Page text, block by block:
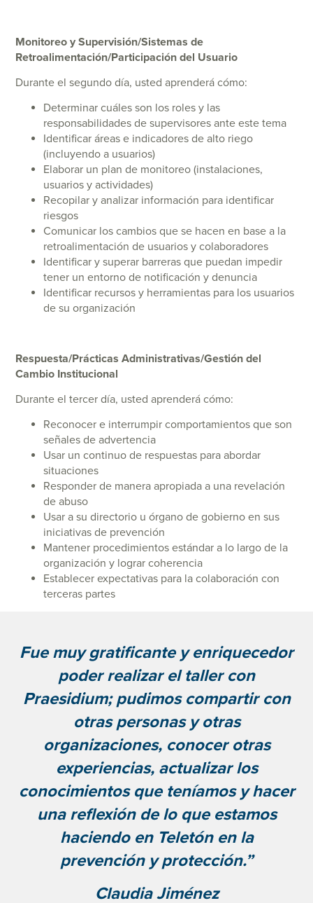
Monitoreo y Supervisión/Sistemas de
Retroalimentación/Participación del Usuario
Durante el segundo día, usted aprenderá cómo:
Determinar cuáles son los roles y las
responsabilidades de supervisores ante este tema
Identificar áreas e indicadores de alto riego
(incluyendo a usuarios)
Elaborar un plan de monitoreo (instalaciones,
usuarios y actividades)
Recopilar y analizar información para identificar
riesgos
Comunicar los cambios que se hacen en base a la
retroalimentación de usuarios y colaboradores
Identificar y superar barreras que puedan impedir
tener un entorno de notificación y denuncia
Identificar recursos y herramientas para los usuarios
de su organización
Respuesta/Prácticas Administrativas/Gestión del
Cambio Institucional
Durante el tercer día, usted aprenderá cómo:
Reconocer e interrumpir comportamientos que son
señales de advertencia
Usar un continuo de respuestas para abordar
situaciones
Responder de manera apropiada a una revelación
de abuso
Usar a su directorio u órgano de gobierno en sus
iniciativas de prevención
Mantener procedimientos estándar a lo largo de la
organización y lograr coherencia
Establecer expectativas para la colaboración con
terceras partes
Fue muy gratificante y enriquecedor
poder realizar el taller con
Praesidium; pudimos compartir con
otras personas y otras
organizaciones, conocer otras
experiencias, actualizar los
conocimientos que teníamos y hacer
una reflexión de lo que estamos
haciendo en Teletón en la
prevención y protección.”
Claudia Jiménez